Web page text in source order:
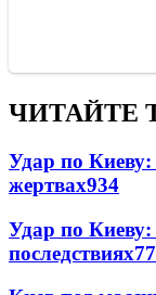
ЧИТАЙТЕ
Удар по Киеву:
жертвах934
Удар по
последствиях